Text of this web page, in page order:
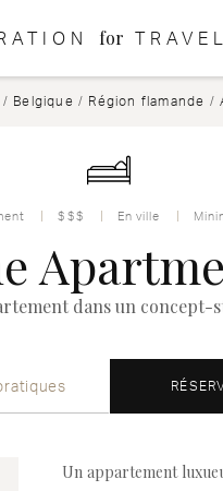
for
/ Belgique / Région flamande /
$$$ En ville
dans un concept-
Un appartement